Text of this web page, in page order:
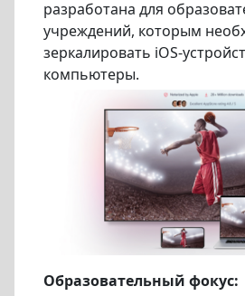
разработана для
учреждений, которым
зеркалировать iOS-
компьютеры.
Образовательный фокус: